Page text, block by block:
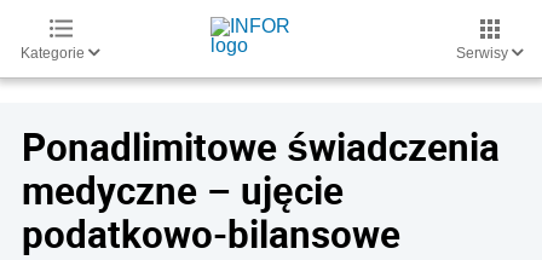
Kategorie Serwisy
Ponadlimitowe świadczenia
medyczne – ujęcie
podatkowo-bilansowe